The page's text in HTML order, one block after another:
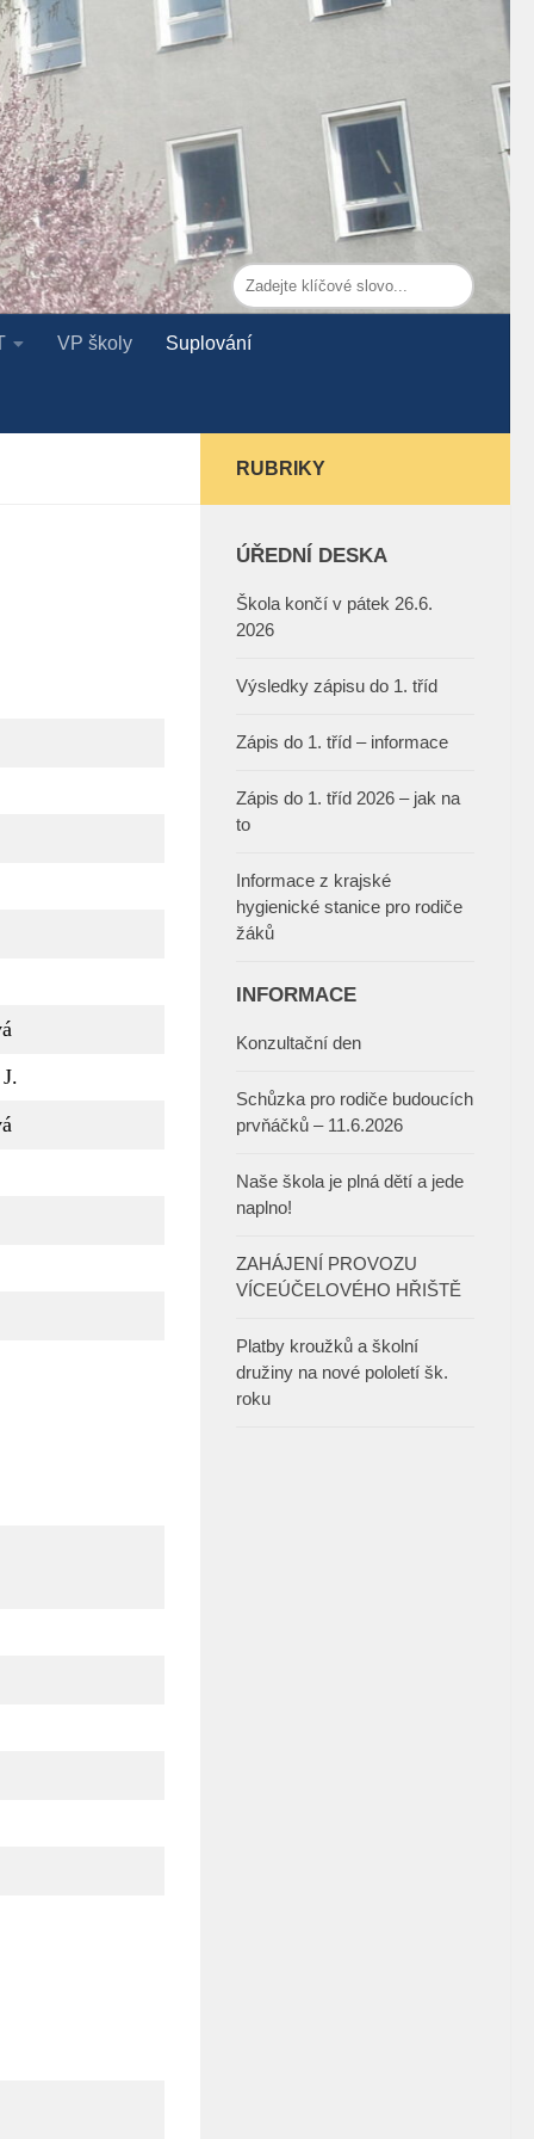
VP školy Suplování
RUBRIKY
ÚŘEDNÍ DESKA
Škola končí v pátek 26.6.
2026
Výsledky zápisu do 1. tříd
Zápis do 1. tříd – informace
Zápis do 1. tříd 2026 – jak na
to
Informace z krajské
hygienické stanice pro rodiče
žáků
INFORMACE
Konzultační den
Schůzka pro rodiče budoucích
prvňáčků – 11.6.2026
Naše škola je plná dětí a jede
naplno!
ZAHÁJENÍ PROVOZU
VÍCEÚČELOVÉHO HŘIŠTĚ
Platby kroužků a školní
družiny na nové pololetí šk.
roku